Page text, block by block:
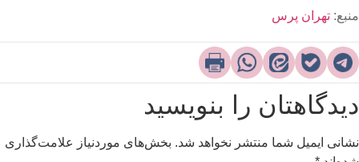
تهران پرس
را بنویسید
ایمیل شما منتشر نخواهد شد. بخش‌های موردنیاز علامت‌گذاری